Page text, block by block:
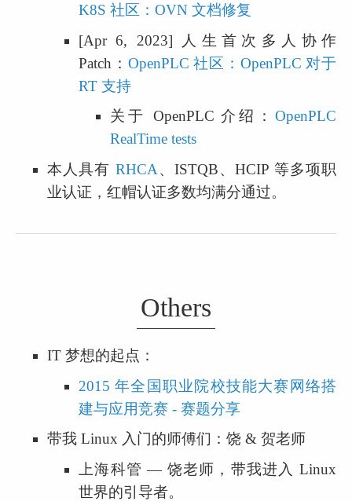
K8S 社区：OVN 文档修复
[Apr 6, 2023] 人生首次多人协作
Patch： OpenPLC 社区：OpenPLC 对于
RT 支持
关于 OpenPLC 介绍： OpenPLC
RealTime tests
本人具有 RHCA 、ISTQB、HCIP 等多项职
业认证，红帽认证多数均满分通过。
Others
IT 梦想的起点：
2015 年全国职业院校技能大赛网络搭
建与应用竞赛 - 赛题分享
带我 Linux 入门的师傅们：饶 & 贺老师
上海科管 — 饶老师，带我进入 Linux
世界的引导者。